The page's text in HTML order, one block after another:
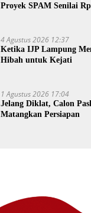
Proyek SPAM Senilai
4 Agustus 2026 12:37
Ketika IJP Lampung
Hibah untuk Kejati
1 Agustus 2026 17:04
Jelang Diklat, Calon
Matangkan Persiapan